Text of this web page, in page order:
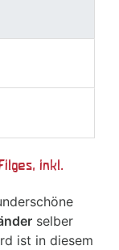
inkl.
selber
ist in diesem